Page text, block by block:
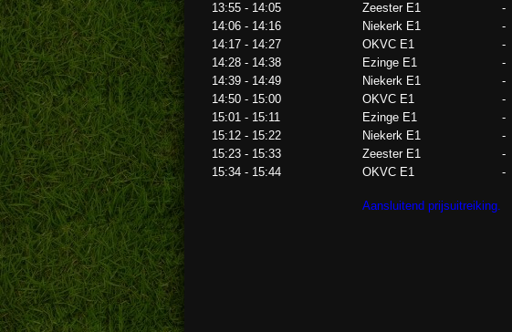
13:55 - 14:05
Zeester E1 -
14:06 - 14:16
Niekerk E1 -
14:17 - 14:27
OKVC E1 -
14:28 - 14:38
Ezinge E1 -
14:39 - 14:49
Niekerk E1 -
14:50 - 15:00
OKVC E1 -
15:01 - 15:11
Ezinge E1 -
15:12 - 15:22
Niekerk E1 -
15:23 - 15:33
Zeester E1 -
15:34 - 15:44
OKVC E1 -
Aansluitend prijsuitreiking.